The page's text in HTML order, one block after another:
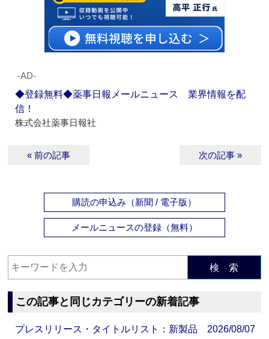
‐AD‐
◆登録無料◆薬事日報メールニュース 業界情報を配
信！
株式会社薬事日報社
« 前の記事 次の記事 »
購読の申込み（新聞 / 電子版）
メールニュースの登録（無料）
検 索
この記事と同じカテゴリーの新着記事
プレスリリース・タイトルリスト：新製品 2026/08/07